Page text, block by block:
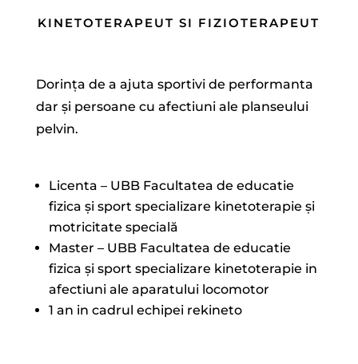
KINETOTERAPEUT SI FIZIOTERAPEUT
Dorința de a ajuta sportivi de performanta
dar și persoane cu afectiuni ale planseului
pelvin.
Licenta – UBB Facultatea de educatie
fizica și sport specializare kinetoterapie și
motricitate specială
Master – UBB Facultatea de educatie
fizica și sport specializare kinetoterapie in
afectiuni ale aparatului locomotor
1 an in cadrul echipei rekineto